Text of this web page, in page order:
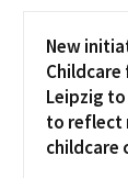
New
Childcare
Leipzig
to reflect
childcare